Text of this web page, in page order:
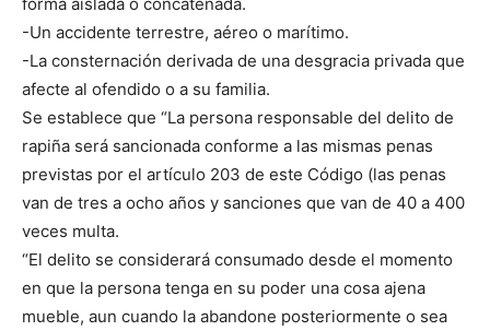
-Un accidente terrestre, aéreo o marítimo.
-La consternación derivada de una desgracia privada que
afecte al ofendido o a su familia.
Se establece que “La persona responsable del delito de
rapiña será sancionada conforme a las mismas penas
previstas por el artículo 203 de este Código (las penas
van de tres a ocho años y sanciones que van de 40 a 400
veces multa.
“El delito se considerará consumado desde el momento
en que la persona tenga en su poder una cosa ajena
mueble, aun cuando la abandone posteriormente o sea